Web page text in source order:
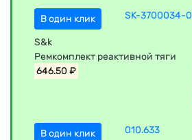
В один клик SK-3700034-
S&k
Ремкомплект реактивной тяги
646.50 ₽
В один клик 010.633